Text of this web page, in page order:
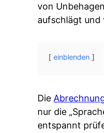
von
aufschlägt und
einblenden
Die
nur die
entspannt